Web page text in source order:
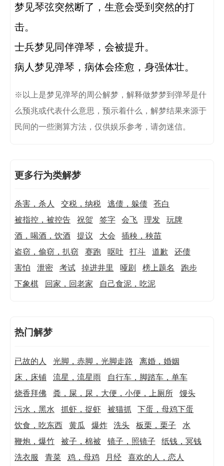
梦见琴弦突然断了，生意会受到突然的打
击。
士兵梦见同伴弹琴，会被提升。
※以上是梦见弹琴的周公解梦，解释做梦梦到弹琴是什
么预兆或代表什么意思，预示着什么，解梦结果来源于
民间的一些测算方法，仅供娱乐参考，请勿迷信。
更多行为类解梦
杀害，杀人 交税，纳税 逃债，躲债
苍白
被指控，被控告
祝贺 签字 会飞 理发
玩牌
酒，喝酒，饮酒
提议 大会
插秧，秧苗
盗窃，偷窃，扒窃
赛跑 呕吐 打斗 道歉
还债
害怕
泄密 考试 掉进井里 哑剧 榜上题名
跑步
下象棋
回家，回老家 自己食泥，吃泥
热门解梦
已故的人 光脚，赤脚，光脚走路
离婚，婚姻
床，床铺
流星，流星雨
自行车，脚踏车，单车
烧香拜佛
粪，屎，尿，大便，小便，上厕所
馒头
污水，黑水
抓虾，捉虾 被猫抓
下蛋，母鸡下蛋
饮食，吃东西
黄瓜 爆炸 洗头 板栗，栗子
水
鞭炮，爆竹
被子，棉被 镜子，照镜子
纸钱，冥钱
洗衣服
青菜 鸡，母鸡 月经 喜欢的人，恋人